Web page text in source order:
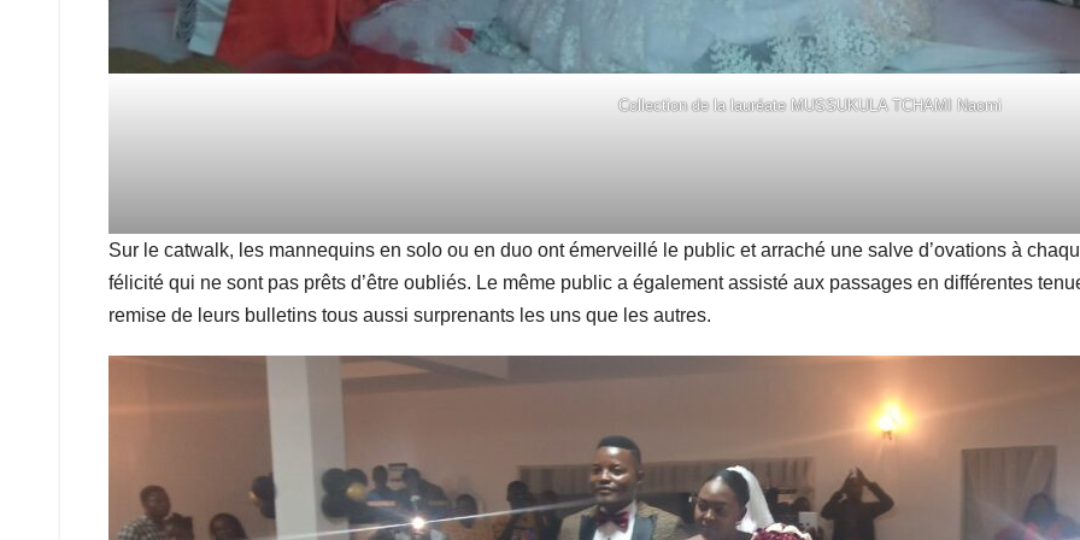
Collection de la lauréate MUSSUKULA TCHAMI Naomi
Sur le catwalk, les mannequins en solo ou en duo ont émerveillé le public et arraché une salve d’ovations à
félicité qui ne sont pas prêts d’être oubliés. Le même public a également assisté aux passages en différentes
remise de leurs bulletins tous aussi surprenants les uns que les autres.